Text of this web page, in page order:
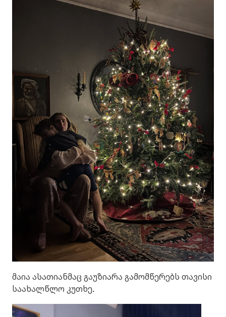
მაია ასათიანმაც გაუზიარა გამომწერებს თავისი
საახალწლო კუთხე.